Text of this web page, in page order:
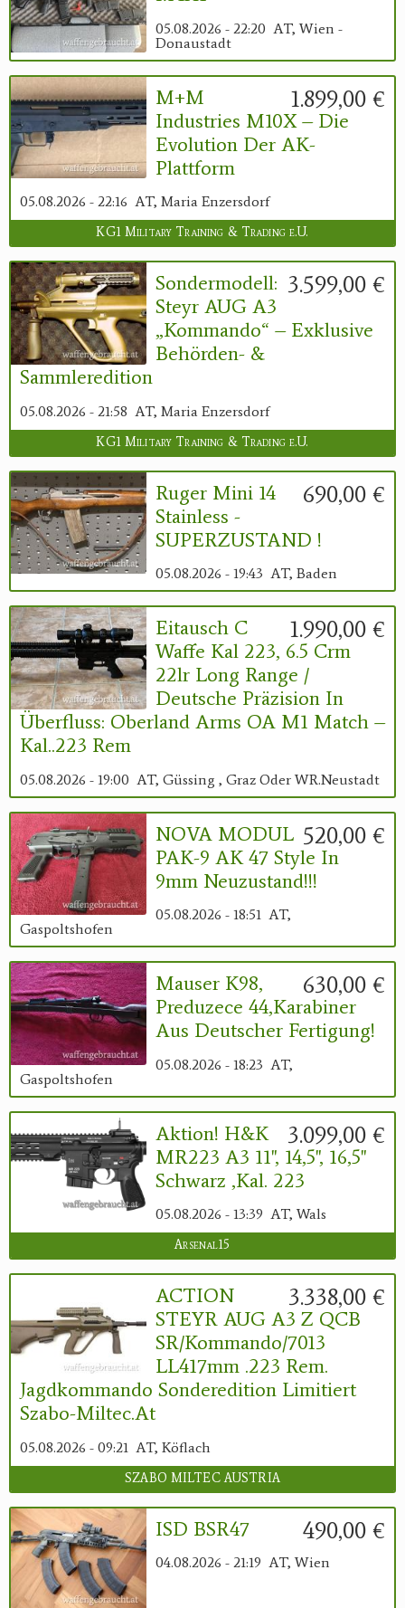
05.08.2026 - 22:20 AT, Wien -
Donaustadt
1.899,00 €
M+M
Industries M10X – Die
Evolution Der AK-
Plattform
05.08.2026 - 22:16 AT, Maria Enzersdorf
KG1 Military Training & Trading e.U.
3.599,00 €
Sondermodell:
Steyr AUG A3
„Kommando“ – Exklusive
Behörden- &
Sammleredition
05.08.2026 - 21:58 AT, Maria Enzersdorf
KG1 Military Training & Trading e.U.
690,00 €
Ruger Mini 14
Stainless -
SUPERZUSTAND !
05.08.2026 - 19:43 AT, Baden
1.990,00 €
Eitausch C
Waffe Kal 223, 6.5 Crm
22lr Long Range /
Deutsche Präzision In
Überfluss: Oberland Arms OA M1 Match –
Kal..223 Rem
05.08.2026 - 19:00 AT, Güssing , Graz Oder WR.Neustadt
520,00 €
NOVA MODUL
PAK-9 AK 47 Style In
9mm Neuzustand!!!
05.08.2026 - 18:51 AT,
Gaspoltshofen
630,00 €
Mauser K98,
Preduzece 44,Karabiner
Aus Deutscher Fertigung!
05.08.2026 - 18:23 AT,
Gaspoltshofen
3.099,00 €
Aktion! H&K
MR223 A3 11", 14,5", 16,5"
Schwarz ,Kal. 223
05.08.2026 - 13:39 AT, Wals
Arsenal15
3.338,00 €
ACTION
STEYR AUG A3 Z QCB
SR/Kommando/7013
LL417mm .223 Rem.
Jagdkommando Sonderedition Limitiert
Szabo-Miltec.at
05.08.2026 - 09:21 AT, Köflach
SZABO MILTEC AUSTRIA
490,00 €
ISD BSR47
04.08.2026 - 21:19 AT, Wien